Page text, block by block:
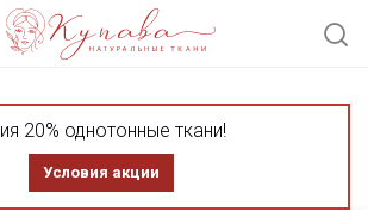
20% однотонные ткани!
Условия акции